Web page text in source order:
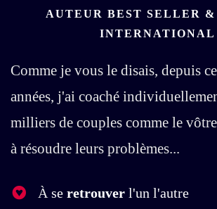
AUTEUR BEST SELLER
INTERNATIONAL
Comme je vous le disais, depuis
années, j'ai coaché
milliers de couples comme le
à résoudre leurs problèmes...
Àse retrouverl'un l'autre